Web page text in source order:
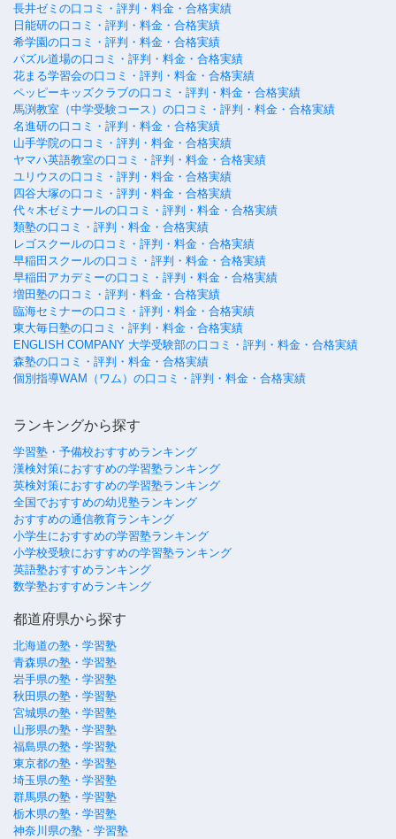
長井ゼミの口コミ・評判・料金・合格実績
日能研の口コミ・評判・料金・合格実績
希学園の口コミ・評判・料金・合格実績
パズル道場の口コミ・評判・料金・合格実績
花まる学習会の口コミ・評判・料金・合格実績
ペッピーキッズクラブの口コミ・評判・料金・合格実績
馬渕教室（中学受験コース）の口コミ・評判・料金・合格実績
名進研の口コミ・評判・料金・合格実績
山手学院の口コミ・評判・料金・合格実績
ヤマハ英語教室の口コミ・評判・料金・合格実績
ユリウスの口コミ・評判・料金・合格実績
四谷大塚の口コミ・評判・料金・合格実績
代々木ゼミナールの口コミ・評判・料金・合格実績
類塾の口コミ・評判・料金・合格実績
レゴスクールの口コミ・評判・料金・合格実績
早稲田スクールの口コミ・評判・料金・合格実績
早稲田アカデミーの口コミ・評判・料金・合格実績
増田塾の口コミ・評判・料金・合格実績
臨海セミナーの口コミ・評判・料金・合格実績
東大毎日塾の口コミ・評判・料金・合格実績
ENGLISH COMPANY 大学受験部の口コミ・評判・料金・合格実績
森塾の口コミ・評判・料金・合格実績
個別指導WAM（ワム）の口コミ・評判・料金・合格実績
ランキングから探す
学習塾・予備校おすすめランキング
漢検対策におすすめの学習塾ランキング
英検対策におすすめの学習塾ランキング
全国でおすすめの幼児塾ランキング
おすすめの通信教育ランキング
小学生におすすめの学習塾ランキング
小学校受験におすすめの学習塾ランキング
英語塾おすすめランキング
数学塾おすすめランキング
都道府県から探す
北海道の塾・学習塾
青森県の塾・学習塾
岩手県の塾・学習塾
秋田県の塾・学習塾
宮城県の塾・学習塾
山形県の塾・学習塾
福島県の塾・学習塾
東京都の塾・学習塾
埼玉県の塾・学習塾
群馬県の塾・学習塾
栃木県の塾・学習塾
神奈川県の塾・学習塾